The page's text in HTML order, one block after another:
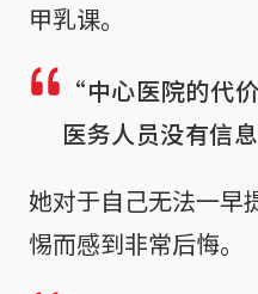
甲乳课。
“中心医院的代
医务人员没有信
她对于自己无法一早
惕而感到非常后悔。